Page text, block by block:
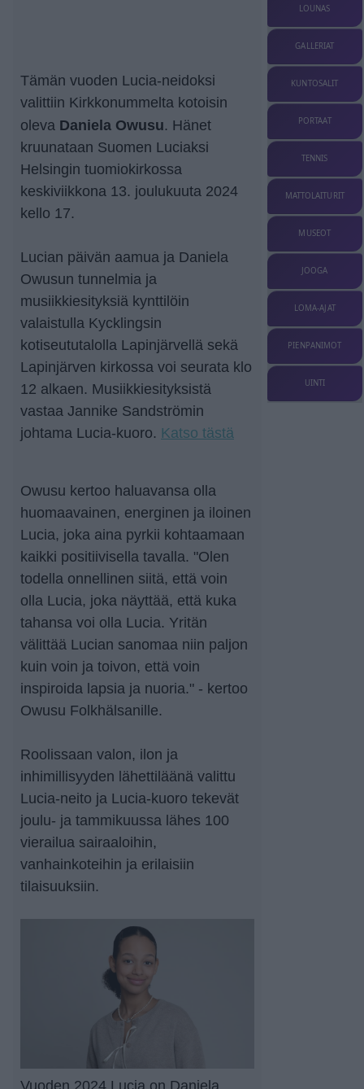
Tämän vuoden Lucia-neidoksi
valittiin Kirkkonummelta kotoisin
oleva Daniela Owusu. Hänet
kruunataan Suomen Luciaksi
Helsingin tuomiokirkossa
keskiviikkona 13. joulukuuta 2024
kello 17.
Lucian päivän aamua ja Daniela
Owusun tunnelmia ja
musiikkiesityksiä kynttilöin
valaistulla Kycklingsin
kotiseututalolla Lapinjärvellä sekä
Lapinjärven kirkossa voi seurata klo
12 alkaen. Musiikkiesityksistä
vastaa Jannike Sandströmin
johtama Lucia-kuoro. Katso tästä
Owusu kertoo haluavansa olla
huomaavainen, energinen ja iloinen
Lucia, joka aina pyrkii kohtaamaan
kaikki positiivisella tavalla. "Olen
todella onnellinen siitä, että voin
olla Lucia, joka näyttää, että kuka
tahansa voi olla Lucia. Yritän
välittää Lucian sanomaa niin paljon
kuin voin ja toivon, että voin
inspiroida lapsia ja nuoria." - kertoo
Owusu Folkhälsanille.
Roolissaan valon, ilon ja
inhimillisyyden lähettiläänä valittu
Lucia-neito ja Lucia-kuoro tekevät
joulu- ja tammikuussa lähes 100
vierailua sairaaloihin,
vanhainkoteihin ja erilaisiin
tilaisuuksiin.
Vuoden 2024 Lucia on Daniela
LOUNAS
GALLERIAT
KUNTOSALIT
PORTAAT
TENNIS
MATTOLAITURIT
MUSEOT
JOOGA
LOMA-AJAT
PIENPANIMOT
UINTI